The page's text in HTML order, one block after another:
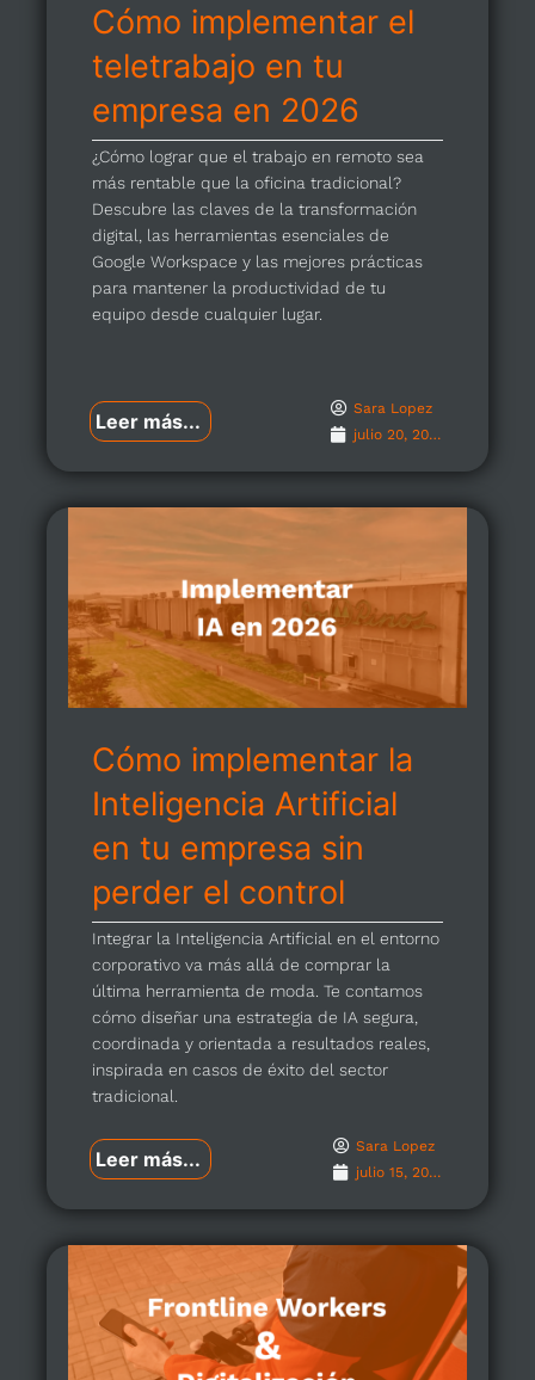
Cómo implementar el
teletrabajo en tu
empresa en 2026
¿Cómo lograr que el trabajo en remoto sea
más rentable que la oficina tradicional?
Descubre las claves de la transformación
digital, las herramientas esenciales de
Google Workspace y las mejores prácticas
para mantener la productividad de tu
equipo desde cualquier lugar.
Leer más...
Sara Lopez
julio 20, 2026
Cómo implementar la
Inteligencia Artificial
en tu empresa sin
perder el control
Integrar la Inteligencia Artificial en el entorno
corporativo va más allá de comprar la
última herramienta de moda. Te contamos
cómo diseñar una estrategia de IA segura,
coordinada y orientada a resultados reales,
inspirada en casos de éxito del sector
tradicional.
Leer más...
Sara Lopez
julio 15, 2026